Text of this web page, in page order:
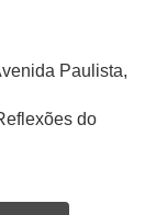
Paulista,
do